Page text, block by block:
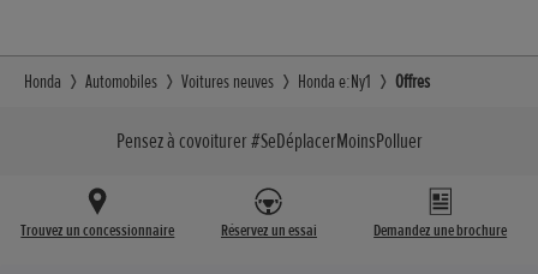
Honda Automobiles Voitures neuves Honda e:Ny1 Offres
Pensez à covoiturer #SeDéplacerMoinsPolluer
Trouvez un concessionnaire Réservez un essai Demandez une brochure